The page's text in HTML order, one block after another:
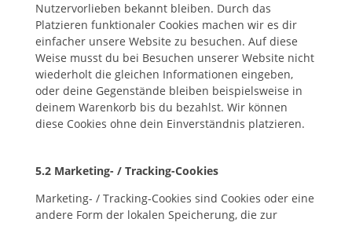
Nutzervorlieben bekannt bleiben. Durch das
Platzieren funktionaler Cookies machen wir es dir
einfacher unsere Website zu besuchen. Auf diese
Weise musst du bei Besuchen unserer Website nicht
wiederholt die gleichen Informationen eingeben,
oder deine Gegenstände bleiben beispielsweise in
deinem Warenkorb bis du bezahlst. Wir können
diese Cookies ohne dein Einverständnis platzieren.
5.2 Marketing- / Tracking-Cookies
Marketing- / Tracking-Cookies sind Cookies oder eine
andere Form der lokalen Speicherung, die zur